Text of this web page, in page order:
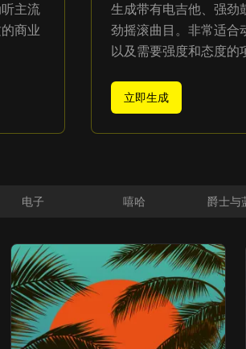
主流
商业
生成带有电吉他、强劲
劲摇滚曲目。非常适合
以及需要强度和态度的
立即生成
电子 嘻哈 爵士与